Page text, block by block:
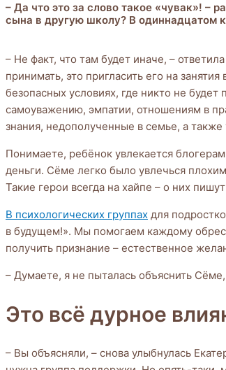
– Да что это за слово такое «чувак»! –
сына в другую школу? В одиннадцатом
– Не факт, что там будет иначе, –
принимать, это пригласить его на
безопасных условиях, где никто не
самоуважению, эмпатии, отношениям в
знания, недополученные в семье, а также
Понимаете, ребёнок увлекается
деньги. Сёме легко было увлечься
Такие герои всегда на хайпе – о них пишут
В психологических группах для
в будущем!». Мы помогаем каждому
получить признание – естественное
– Думаете, я не пыталась объяснить
Это всё дурное
– Вы объясняли, – снова улыбнулась